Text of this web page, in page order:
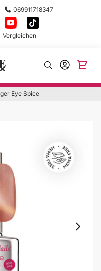
069911718347
Vergleichen
Eye Spice